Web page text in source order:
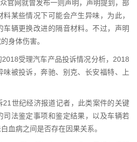
官网就曾发布一则声明，声明提到，部
某些情况下可能会产生异味，为此，
辆更换改进的隔音材料。不过，声明
身体伤害。
受理汽车产品投诉情况分析，2018
味被投诉，奔驰、别克、长安福特、上
世纪经济报道记者，此类案件的关键
司法鉴定事项和鉴定结果，以及车辆若
血病之间是否存在因果关系。